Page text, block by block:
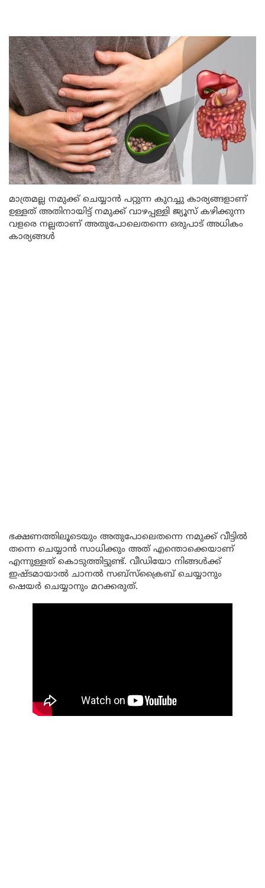
മാത്രമല്ല നമുക്ക് ചെയ്യാൻ പറ്റുന്ന കുറച്ചു കാര്യങ്ങളാണ്
ഉള്ളത് അതിനായിട്ട് നമുക്ക് വാഴപ്പള്ളി ജ്യൂസ് കഴിക്കുന്ന
വളരെ നല്ലതാണ് അതുപോലെതന്നെ ഒരുപാട് അധികം
കാര്യങ്ങൾ
ഭക്ഷണത്തിലൂടെയും അതുപോലെതന്നെ നമുക്ക് വീട്ടിൽ
തന്നെ ചെയ്യാൻ സാധിക്കും അത് എന്തൊക്കെയാണ്
എന്നുള്ളത് കൊടുത്തിട്ടുണ്ട്. വീഡിയോ നിങ്ങൾക്ക്
ഇഷ്ടമായാൽ ചാനൽ സബ്സ്ക്രൈബ് ചെയ്യാനും
ഷെയർ ചെയ്യാനും മറക്കരുത്.